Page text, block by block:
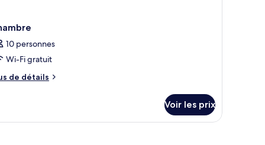
10 personnes
Wi-Fi gratuit
de détails
Voir les prix